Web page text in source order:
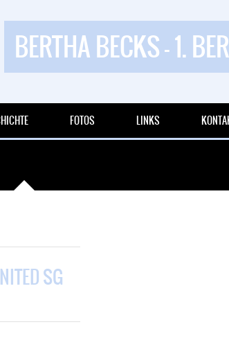
BERTHA BECKS - 1.
FOTOS LINKS
SG